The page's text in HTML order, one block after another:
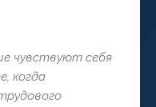
чувствуют себя
когда